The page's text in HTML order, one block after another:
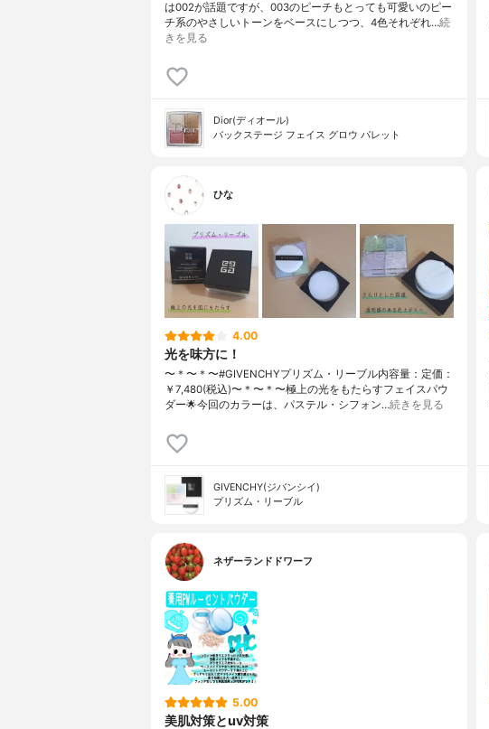
は002が話題ですが、003のピーチもとっても可愛いのピー
チ系のやさしいトーンをベースにしつつ、4色それぞれ…続
きを見る
Dior(ディオール)
バックステージ フェイス グロウ パレット
ひな
4.00
光を味方に！
〜＊〜＊〜#GIVENCHYプリズム・リーブル内容量：定価：
￥7,480(税込)〜＊〜＊〜極上の光をもたらすフェイスパウ
ダー🌟今回のカラーは、パステル・シフォン…続きを見る
GIVENCHY(ジバンシイ)
プリズム・リーブル
ネザーランドドワーフ
5.00
美肌対策とuv対策